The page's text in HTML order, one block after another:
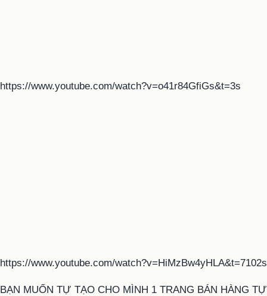
https://www.youtube.com/watch?v=o41r84GfiGs&t=3s
https://www.youtube.com/watch?v=HiMzBw4yHLA&t=7102s
BẠN MUỐN TỰ TẠO CHO MÌNH 1 TRANG BÁN HÀNG TỰ